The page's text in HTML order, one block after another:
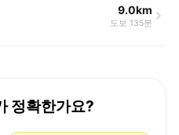
9.0km
도보 135분
정확한가요?